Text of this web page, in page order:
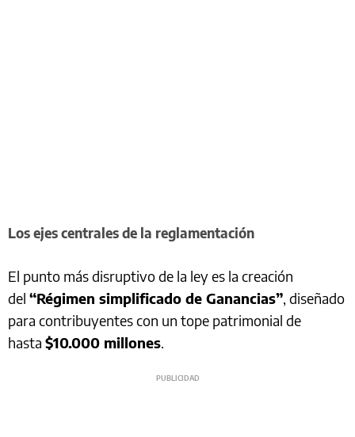
Los ejes centrales de la reglamentación
El punto más disruptivo de la ley es la creación
del “Régimen simplificado de Ganancias”, diseñado
para contribuyentes con un tope patrimonial de
hasta $10.000 millones.